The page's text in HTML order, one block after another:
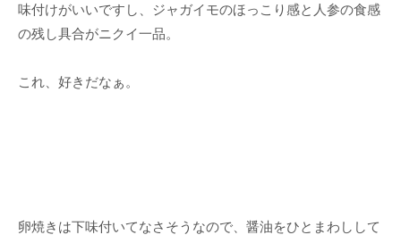
味付けがいいですし、ジャガイモのほっこり感と人参の食感
の残し具合がニクイ一品。
これ、好きだなぁ。
卵焼きは下味付いてなさそうなので、醤油をひとまわしして